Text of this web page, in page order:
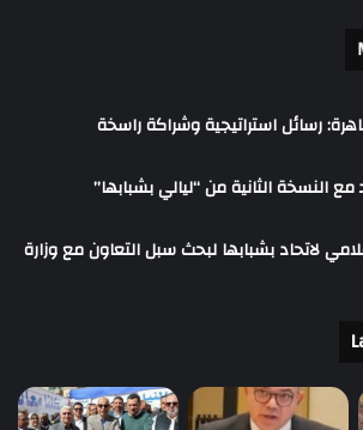
رسائل استراتيجية وشراكة راسخة
النسخة الثانية من “ليالي بشبابها”
لاتحاد بشبابها لبحث سبل التعاون مع وزارة